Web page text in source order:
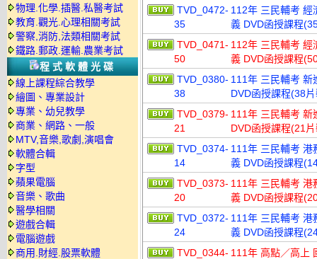
物理.化學.插醫.私醫考試
教育.觀光.心理相關考試
警察,消防,法類相關考試
鐵路.郵政.運輸.農業考試
程式軟體光碟
線上課程綜合教學
繪圖、專業設計
專業、幼兒教學
商業、網路、一般
MTV,音樂,歌劇,演唱會
軟體合輯
字型
蘋果電腦
音樂、歌曲
醫學相關
遊戲合輯
電腦遊戲
商用.財經.股票軟體
TVD_0472-
35
112年 三民輔考 經
義 DVD函授課程
TVD_0471-
50
112年 三民輔考 經
義 DVD函授課程
TVD_0380-
38
111年 三民輔考 新
DVD函授課程(38
TVD_0379-
21
111年 三民輔考 新
DVD函授課程(21
TVD_0374-
14
111年 三民輔考 港
義 DVD函授課程
TVD_0373-
20
111年 三民輔考 港
義 DVD函授課程
TVD_0372-
24
111年 三民輔考 港
義 DVD函授課程
TVD_0344- 111年 高點／高上